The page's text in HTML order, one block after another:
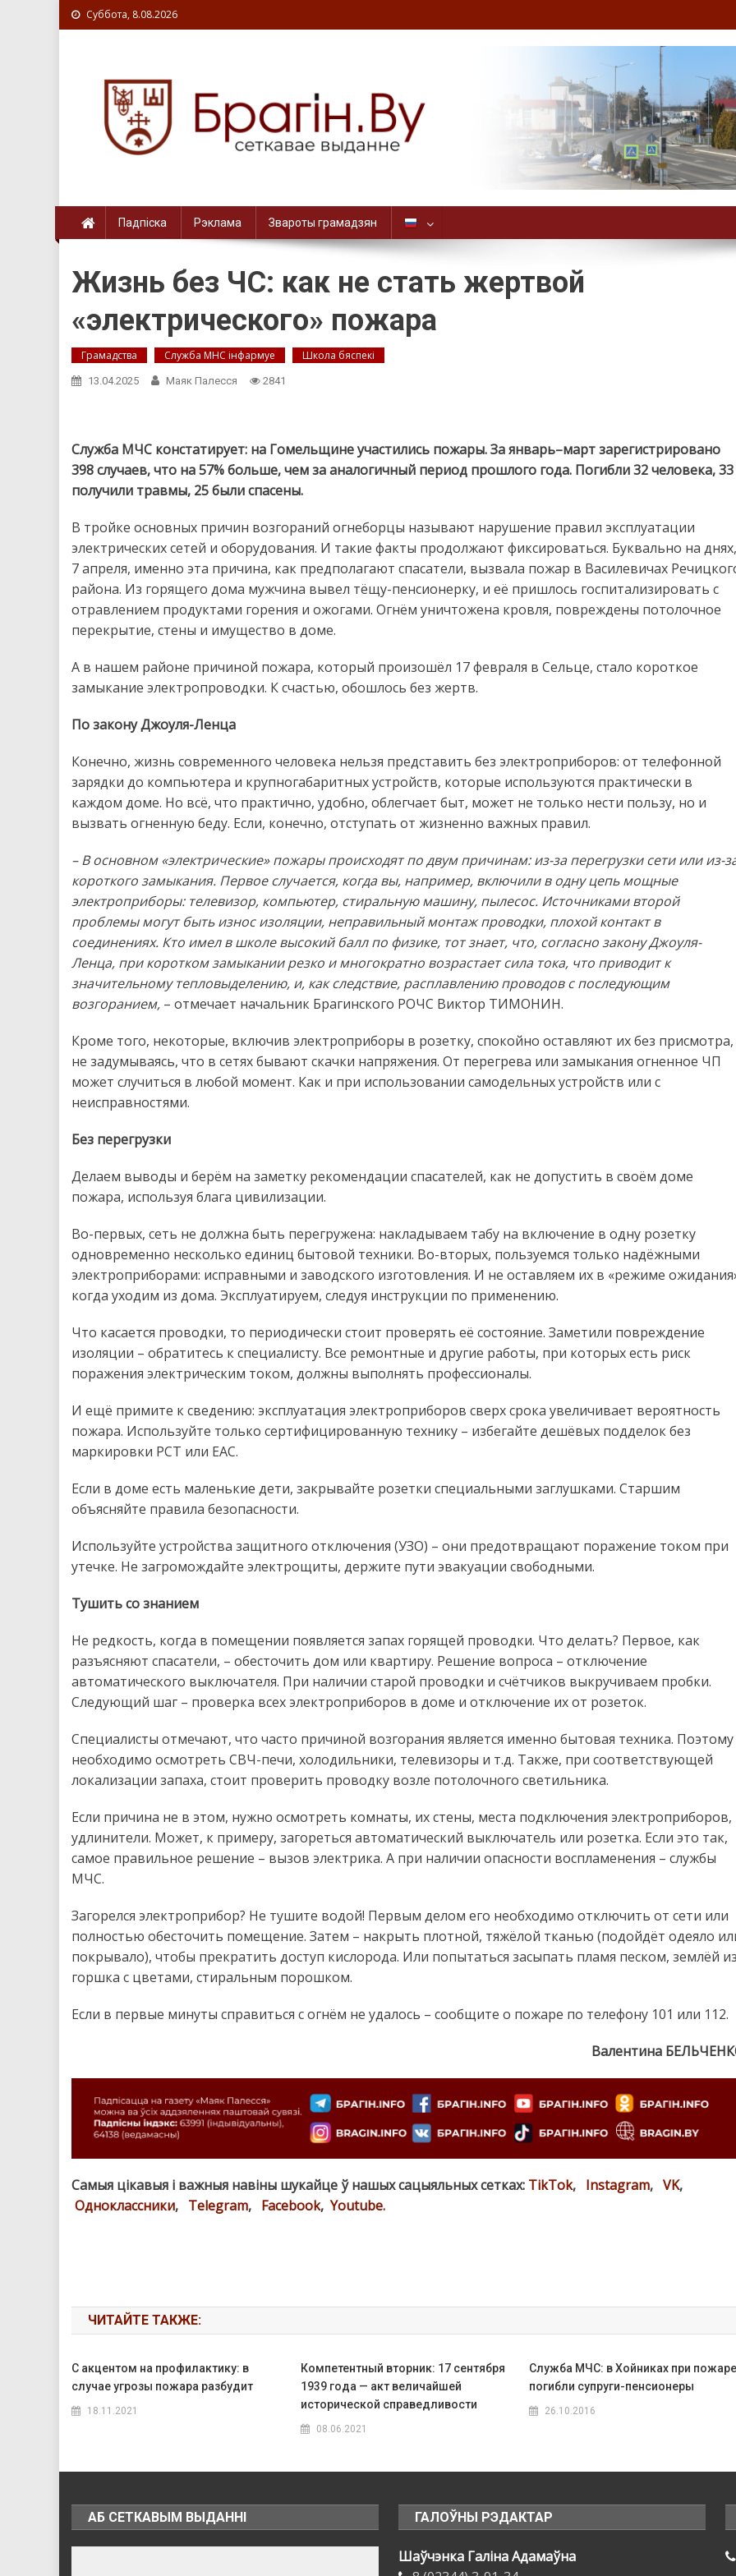
Суббота, 8.08.2026
Падпіска Рэклама Звароты грамадзян
Жизнь без ЧС: как не стать жертвой
«электрического» пожара
Грамадства Служба МНС інфармуе Школа бяспекі
13.04.2025 Маяк Палесся 2841
Служба МЧС констатирует: на Гомельщине участились пожары. За январь–март зарегистрировано
398 случаев, что на 57% больше, чем за аналогичный период прошлого года. Погибли 32 человека, 33
получили травмы, 25 были спасены.
В тройке основных причин возгораний огнеборцы называют нарушение правил эксплуатации
электрических сетей и оборудования. И такие факты продолжают фиксироваться. Буквально на днях,
7 апреля, именно эта причина, как предполагают спасатели, вызвала пожар в Василевичах
района. Из горящего дома мужчина вывел тёщу-пенсионерку, и её пришлось госпитализировать с
отравлением продуктами горения и ожогами. Огнём уничтожена кровля, повреждены потолочное
перекрытие, стены и имущество в доме.
А в нашем районе причиной пожара, который произошёл 17 февраля в Сельце, стало короткое
замыкание электропроводки. К счастью, обошлось без жертв.
По закону Джоуля-Ленца
Конечно, жизнь современного человека нельзя представить без электроприборов: от телефонной
зарядки до компьютера и крупногабаритных устройств, которые используются практически в
каждом доме. Но всё, что практично, удобно, облегчает быт, может не только нести пользу, но и
вызвать огненную беду. Если, конечно, отступать от жизненно важных правил.
– В основном «электрические» пожары происходят по двум причинам: из-за перегрузки сети или из-
короткого замыкания. Первое случается, когда вы, например, включили в одну цепь мощные
электроприборы: телевизор, компьютер, стиральную машину, пылесос. Источниками второй
проблемы могут быть износ изоляции, неправильный монтаж проводки, плохой контакт в
соединениях. Кто имел в школе высокий балл по физике, тот знает, что, согласно закону Джоуля-
Ленца, при коротком замыкании резко и многократно возрастает сила тока, что приводит к
значительному тепловыделению, и, как следствие, расплавлению проводов с последующим
возгоранием, – отмечает начальник Брагинского РОЧС Виктор ТИМОНИН.
Кроме того, некоторые, включив электроприборы в розетку, спокойно оставляют их без присмотра,
не задумываясь, что в сетях бывают скачки напряжения. От перегрева или замыкания огненное ЧП
может случиться в любой момент. Как и при использовании самодельных устройств или с
неисправностями.
Без перегрузки
Делаем выводы и берём на заметку рекомендации спасателей, как не допустить в своём доме
пожара, используя блага цивилизации.
Во-первых, сеть не должна быть перегружена: накладываем табу на включение в одну розетку
одновременно несколько единиц бытовой техники. Во-вторых, пользуемся только надёжными
электроприборами: исправными и заводского изготовления. И не оставляем их в «режиме
когда уходим из дома. Эксплуатируем, следуя инструкции по применению.
Что касается проводки, то периодически стоит проверять её состояние. Заметили повреждение
изоляции – обратитесь к специалисту. Все ремонтные и другие работы, при которых есть риск
поражения электрическим током, должны выполнять профессионалы.
И ещё примите к сведению: эксплуатация электроприборов сверх срока увеличивает вероятность
пожара. Используйте только сертифицированную технику – избегайте дешёвых подделок без
маркировки РСТ или ЕАС.
Если в доме есть маленькие дети, закрывайте розетки специальными заглушками. Старшим
объясняйте правила безопасности.
Используйте устройства защитного отключения (УЗО) – они предотвращают поражение током при
утечке. Не загромождайте электрощиты, держите пути эвакуации свободными.
Тушить со знанием
Не редкость, когда в помещении появляется запах горящей проводки. Что делать? Первое, как
разъясняют спасатели, – обесточить дом или квартиру. Решение вопроса – отключение
автоматического выключателя. При наличии старой проводки и счётчиков выкручиваем пробки.
Следующий шаг – проверка всех электроприборов в доме и отключение их от розеток.
Специалисты отмечают, что часто причиной возгорания является именно бытовая техника. Поэтому
необходимо осмотреть СВЧ-печи, холодильники, телевизоры и т.д. Также, при соответствующей
локализации запаха, стоит проверить проводку возле потолочного светильника.
Если причина не в этом, нужно осмотреть комнаты, их стены, места подключения электроприборов,
удлинители. Может, к примеру, загореться автоматический выключатель или розетка. Если это так,
самое правильное решение – вызов электрика. А при наличии опасности воспламенения – службы
МЧС.
Загорелся электроприбор? Не тушите водой! Первым делом его необходимо отключить от сети или
полностью обесточить помещение. Затем – накрыть плотной, тяжёлой тканью (подойдёт одеяло
покрывало), чтобы прекратить доступ кислорода. Или попытаться засыпать пламя песком, землёй из
горшка с цветами, стиральным порошком.
Если в первые минуты справиться с огнём не удалось – сообщите о пожаре по телефону 101 или 112.
Валентина
Самыя цікавыя і важныя навіны шукайце ў нашых сацыяльных сетках: TikTok, Instagram, VK,
Одноклассники, Telegram, Facebook, Youtube.
ЧИТАЙТЕ ТАКЖЕ:
С акцентом на профилактику: в
случае угрозы пожара разбудит
18.11.2021
Компетентный вторник: 17 сентября
1939 года — акт величайшей
исторической справедливости
08.06.2021
Служба МЧС: в Хойниках при пожаре
погибли супруги-пенсионеры
26.10.2016
АБ СЕТКАВЫМ ВЫДАННІ ГАЛОЎНЫ РЭДАКТАР
Шаўчэнка Галіна Адамаўна